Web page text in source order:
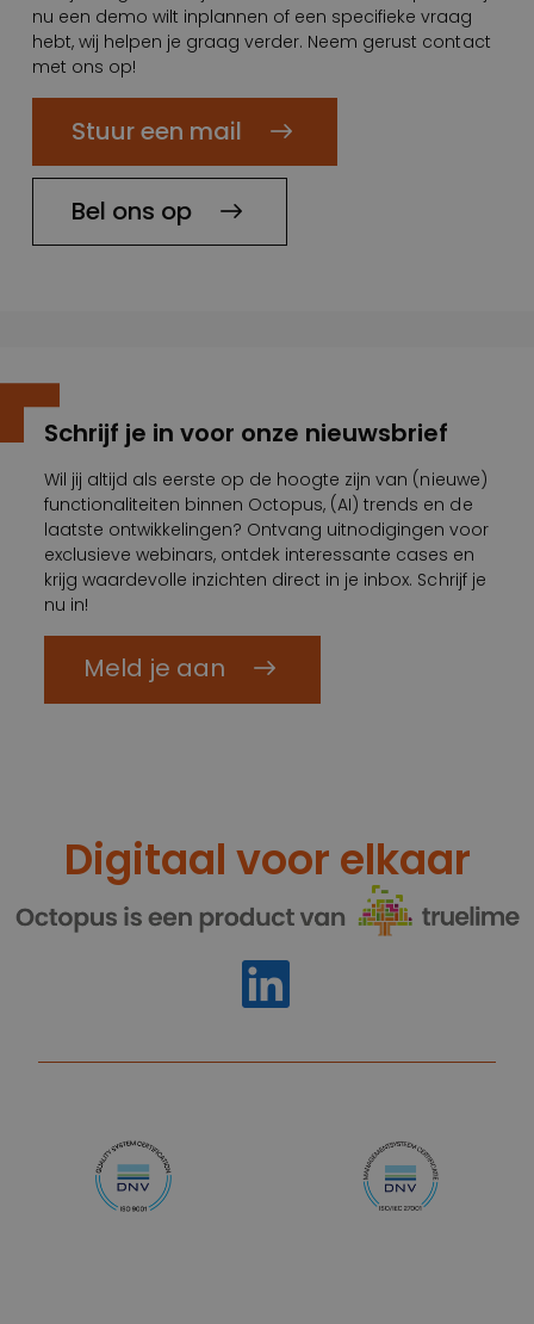
nu een demo wilt inplannen of een specifieke vraag
hebt, wij helpen je graag verder. Neem gerust contact
met ons op!
Stuur een mail
Bel ons op
Schrijf je in voor onze nieuwsbrief
Wil jij altijd als eerste op de hoogte zijn van (nieuwe)
functionaliteiten binnen Octopus, (AI) trends en de
laatste ontwikkelingen? Ontvang uitnodigingen voor
exclusieve webinars, ontdek interessante cases en
krijg waardevolle inzichten direct in je inbox. Schrijf je
nu in!
Meld je aan
Digitaal voor elkaar